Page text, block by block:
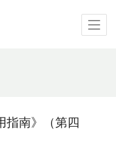
指南》（第四